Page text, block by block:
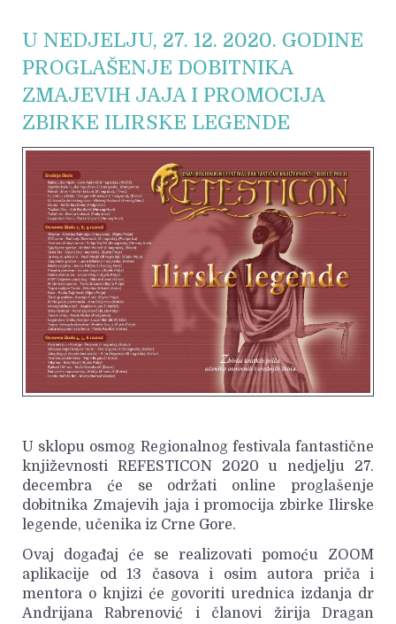
U NEDJELJU, 27. 12. 2020. GODINE
PROGLAŠENJE DOBITNIKA
ZMAJEVIH JAJA I PROMOCIJA
ZBIRKE ILIRSKE LEGENDE
U sklopu osmog Regionalnog festivala fantastične
književnosti REFESTICON 2020 u nedjelju 27.
decembra će se održati online proglašenje
dobitnika Zmajevih jaja i promocija zbirke Ilirske
legende, učenika iz Crne Gore.
Ovaj događaj će se realizovati pomoću ZOOM
aplikacije od 13 časova i osim autora priča i
mentora o knjizi će govoriti urednica izdanja dr
Andrijana Rabrenović i članovi žirija Dragan